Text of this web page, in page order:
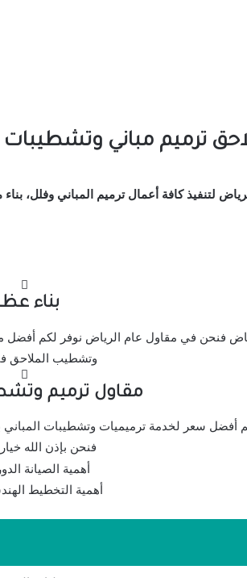
ترميم مباني وتشطيبات
لتنفيذ كافة أعمال ترميم المباني وفلل،
بناء
فنحن في مقاول عام الرياض نوفر لكم أفضل
وتشطيب الملاحق
مقاول ترميم
أفضل سعر لخدمة ترميميات وتشطيبات
فنحن بإذن الله